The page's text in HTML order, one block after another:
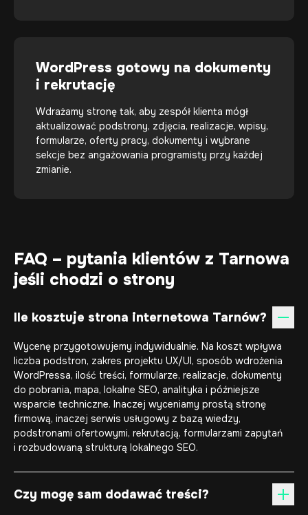
WordPress gotowy na dokumenty
i rekrutację
Wdrażamy stronę tak, aby zespół klienta mógł
aktualizować podstrony, zdjęcia, realizacje, wpisy,
formularze, oferty pracy, dokumenty i wybrane
sekcje bez angażowania programisty przy każdej
zmianie.
FAQ – pytania klientów z Tarnowa
jeśli chodzi o strony
Ile kosztuje strona internetowa Tarnów?
Wycenę przygotowujemy indywidualnie. Na koszt wpływa
liczba podstron, zakres projektu UX/UI, sposób wdrożenia
WordPressa, ilość treści, formularze, realizacje, dokumenty
do pobrania, mapa, lokalne SEO, analityka i późniejsze
wsparcie techniczne. Inaczej wyceniamy prostą stronę
firmową, inaczej serwis usługowy z bazą wiedzy,
podstronami ofertowymi, rekrutacją, formularzami zapytań
i rozbudowaną strukturą lokalnego SEO.
Czy mogę sam dodawać treści?